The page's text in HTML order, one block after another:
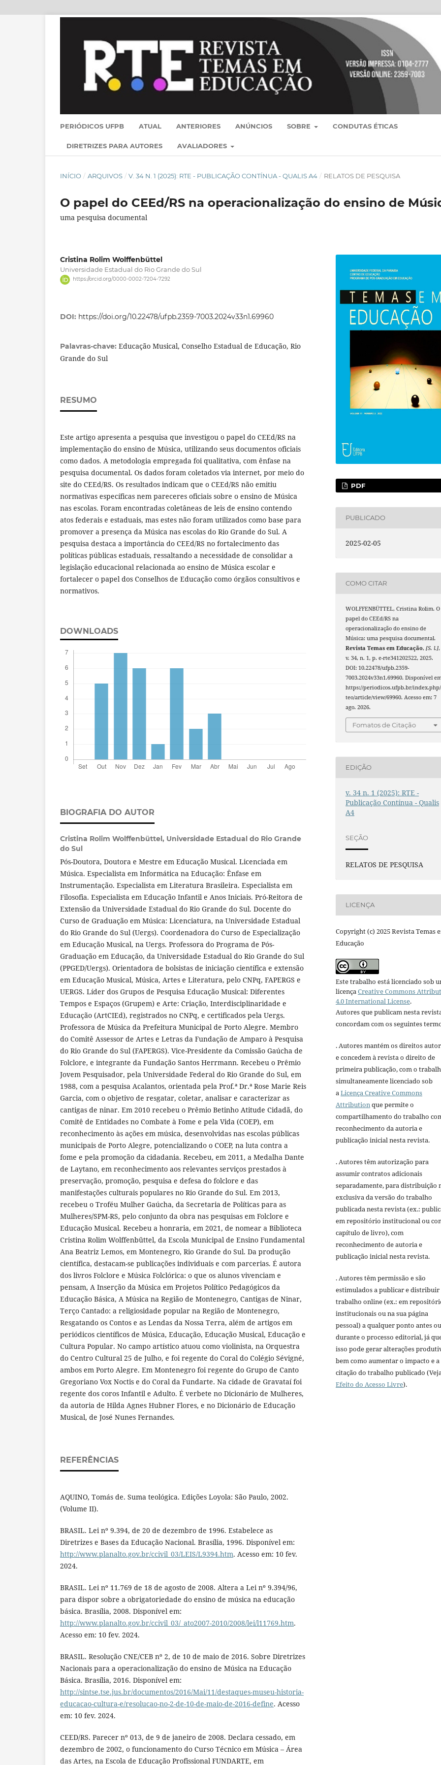
PERIÓDICOS UFPB ATUAL ANTERIORES ANÚNCIOS SOBRE CONDUTAS ÉTICAS
DIRETRIZES PARA AUTORES AVALIADORES
INÍCIO / ARQUIVOS / V. 34 N. 1 (2025): RTE - PUBLICAÇÃO CONTÍNUA - QUALIS A4 / RELATOS DE PESQUISA
O papel do CEEd/RS na operacionalização do ensino de
uma pesquisa documental
Cristina Rolim Wolffenbüttel
Universidade Estadual do Rio Grande do Sul
https://orcid.org/0000-0002-7204-7292
DOI: https://doi.org/10.22478/ufpb.2359-7003.2024v33n1.69960
Palavras-chave: Educação Musical, Conselho Estadual de Educação, Rio
Grande do Sul
RESUMO
Este artigo apresenta a pesquisa que investigou o papel do CEEd/RS na
implementação do ensino de Música, utilizando seus documentos oficiais
como dados. A metodologia empregada foi qualitativa, com ênfase na
pesquisa documental. Os dados foram coletados via internet, por meio do
site do CEEd/RS. Os resultados indicam que o CEEd/RS não emitiu
normativas específicas nem pareceres oficiais sobre o ensino de Música
nas escolas. Foram encontradas coletâneas de leis de ensino contendo
atos federais e estaduais, mas estes não foram utilizados como base para
promover a presença da Música nas escolas do Rio Grande do Sul. A
pesquisa destaca a importância do CEEd/RS no fortalecimento das
políticas públicas estaduais, ressaltando a necessidade de consolidar a
legislação educacional relacionada ao ensino de Música escolar e
fortalecer o papel dos Conselhos de Educação como órgãos consultivos e
normativos.
DOWNLOADS
BIOGRAFIA DO AUTOR
Cristina Rolim Wolffenbüttel, Universidade Estadual do Rio Grande
do Sul
Pós-Doutora, Doutora e Mestre em Educação Musical. Licenciada em
Música. Especialista em Informática na Educação: Ênfase em
Instrumentação. Especialista em Literatura Brasileira. Especialista em
Filosofia. Especialista em Educação Infantil e Anos Iniciais. Pró-Reitora de
Extensão da Universidade Estadual do Rio Grande do Sul. Docente do
Curso de Graduação em Música: Licenciatura, na Universidade Estadual
do Rio Grande do Sul (Uergs). Coordenadora do Curso de Especialização
em Educação Musical, na Uergs. Professora do Programa de Pós-
Graduação em Educação, da Universidade Estadual do Rio Grande do Sul
(PPGED/Uergs). Orientadora de bolsistas de iniciação científica e extensão
em Educação Musical, Música, Artes e Literatura, pelo CNPq, FAPERGS e
UERGS. Líder dos Grupos de Pesquisa Educação Musical: Diferentes
Tempos e Espaços (Grupem) e Arte: Criação, Interdisciplinaridade e
Educação (ArtCIEd), registrados no CNPq, e certificados pela Uergs.
Professora de Música da Prefeitura Municipal de Porto Alegre. Membro
do Comitê Assessor de Artes e Letras da Fundação de Amparo à Pesquisa
do Rio Grande do Sul (FAPERGS). Vice-Presidente da Comissão Gaúcha de
Folclore, e integrante da Fundação Santos Herrmann. Recebeu o Prêmio
Jovem Pesquisador, pela Universidade Federal do Rio Grande do Sul, em
1988, com a pesquisa Acalantos, orientada pela Prof.ª Dr.ª Rose Marie Reis
Garcia, com o objetivo de resgatar, coletar, analisar e caracterizar as
cantigas de ninar. Em 2010 recebeu o Prêmio Betinho Atitude Cidadã, do
Comitê de Entidades no Combate à Fome e pela Vida (COEP), em
reconhecimento às ações em música, desenvolvidas nas escolas públicas
municipais de Porto Alegre, potencializando o COEP, na luta contra a
fome e pela promoção da cidadania. Recebeu, em 2011, a Medalha Dante
de Laytano, em reconhecimento aos relevantes serviços prestados à
preservação, promoção, pesquisa e defesa do folclore e das
manifestações culturais populares no Rio Grande do Sul. Em 2013,
recebeu o Troféu Mulher Gaúcha, da Secretaria de Políticas para as
Mulheres/SPM-RS, pelo conjunto da obra nas pesquisas em Folclore e
Educação Musical. Recebeu a honraria, em 2021, de nomear a Biblioteca
Cristina Rolim Wolffenbüttel, da Escola Municipal de Ensino Fundamental
Ana Beatriz Lemos, em Montenegro, Rio Grande do Sul. Da produção
científica, destacam-se publicações individuais e com parcerias. É autora
dos livros Folclore e Música Folclórica: o que os alunos vivenciam e
pensam, A Inserção da Música em Projetos Político Pedagógicos da
Educação Básica, A Música na Região de Montenegro, Cantigas de Ninar,
Terço Cantado: a religiosidade popular na Região de Montenegro,
Resgatando os Contos e as Lendas da Nossa Terra, além de artigos em
periódicos científicos de Música, Educação, Educação Musical, Educação e
Cultura Popular. No campo artístico atuou como violinista, na Orquestra
do Centro Cultural 25 de Julho, e foi regente do Coral do Colégio Sévigné,
ambos em Porto Alegre. Em Montenegro foi regente do Grupo de Canto
Gregoriano Vox Noctis e do Coral da Fundarte. Na cidade de Gravataí foi
regente dos coros Infantil e Adulto. É verbete no Dicionário de Mulheres,
da autoria de Hilda Agnes Hubner Flores, e no Dicionário de Educação
Musical, de José Nunes Fernandes.
REFERÊNCIAS
AQUINO, Tomás de. Suma teológica. Edições Loyola: São Paulo, 2002.
(Volume II).
BRASIL. Lei nº 9.394, de 20 de dezembro de 1996. Estabelece as
Diretrizes e Bases da Educação Nacional. Brasília, 1996. Disponível em:
http://www.planalto.gov.br/ccivil_03/LEIS/L9394.htm. Acesso em: 10 fev.
2024.
BRASIL. Lei nº 11.769 de 18 de agosto de 2008. Altera a Lei nº 9.394/96,
para dispor sobre a obrigatoriedade do ensino de música na educação
básica. Brasília, 2008. Disponível em:
http://www.planalto.gov.br/ccivil_03/_ato2007-2010/2008/lei/l11769.htm.
Acesso em: 10 fev. 2024.
BRASIL. Resolução CNE/CEB nº 2, de 10 de maio de 2016. Sobre Diretrizes
Nacionais para a operacionalização do ensino de Música na Educação
Básica. Brasília, 2016. Disponível em:
http://sintse.tse.jus.br/documentos/2016/Mai/11/destaques-museu-historia-
educacao-cultura-e/resolucao-no-2-de-10-de-maio-de-2016-define. Acesso
em: 10 fev. 2024.
CEED/RS. Parecer nº 013, de 9 de janeiro de 2008. Declara cessado, em
dezembro de 2002, o funcionamento do Curso Técnico em Música – Área
das Artes, na Escola de Educação Profissional FUNDARTE, em
PDF
PUBLICADO
2025-02-05
COMO CITAR
WOLFFENBÜTTEL, Cristina Rolim. O
papel do CEEd/RS na
operacionalização do ensino de
Música: uma pesquisa documental.
Revista Temas em Educação,[S. l.],
v. 34, n. 1, p. e-rte341202522, 2025.
DOI: 10.22478/ufpb.2359-
7003.2024v33n1.69960. Disponível
https://periodicos.ufpb.br/
teo/article/view/69960. Acesso em: 7
ago. 2026.
Fomatos de Citação
EDIÇÃO
v. 34 n. 1 (2025): RTE -
Publicação Contínua - Qualis
A4
SEÇÃO
RELATOS DE PESQUISA
LICENÇA
Copyright (c) 2025 Revista Temas
Educação
Este trabalho está licenciado sob
licençaCreative Commons
4.0 International License.
Autores que publicam nesta
concordam com os seguintes
. Autores mantém os direitos
e concedem à revista o direito de
primeira publicação, com o
simultaneamente licenciado sob
aLicença Creative Commons
Attributionque permite o
compartilhamento do trabalho
reconhecimento da autoria e
publicação inicial nesta revista.
. Autores têm autorização para
assumir contratos adicionais
separadamente, para distribuição
exclusiva da versão do trabalho
publicada nesta revista (ex.:
em repositório institucional ou
capítulo de livro), com
reconhecimento de autoria e
publicação inicial nesta revista.
. Autores têm permissão e são
estimulados a publicar e distribuir
trabalho online (ex.: em
institucionais ou na sua página
pessoal) a qualquer ponto antes ou
durante o processo editorial, já
isso pode gerar alterações
bem como aumentar o impacto e a
citação do trabalho publicado
Efeito do Acesso Livre).